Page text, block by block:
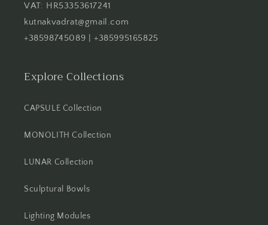
VAT: HR53353617241
kutnakvadrat@gmail.com
+38598745089 | +385995165825
Explore Collections
CAPSULE Collection
MONOLITH Collection
LUNAR Collection
Sculptural Bowls
Lighting Modules